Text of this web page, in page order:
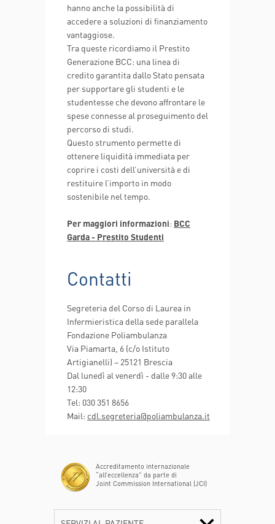
hanno anche la possibilità di
accedere a soluzioni di finanziamento
vantaggiose.
Tra queste ricordiamo il Prestito
Generazione BCC: una linea di
credito garantita dallo Stato pensata
per supportare gli studenti e le
studentesse che devono affrontare le
spese connesse al proseguimento del
percorso di studi.
Questo strumento permette di
ottenere liquidità immediata per
coprire i costi dell’università e di
restituire l’importo in modo
sostenibile nel tempo.
Per maggiori informazioni: BCC
Garda - Prestito Studenti
Contatti
Segreteria del Corso di Laurea in
Infermieristica della sede parallela
Fondazione Poliambulanza
Via Piamarta, 6 (c/o Istituto
Artigianelli) – 25121 Brescia
Dal lunedì al venerdì - dalle 9:30 alle
12:30
Tel: 030 351 8656
Mail: cdl.segreteria@poliambulanza.it
Accreditamento internazionale
“all’eccellenza” da parte di
Joint Commission International (JCI)